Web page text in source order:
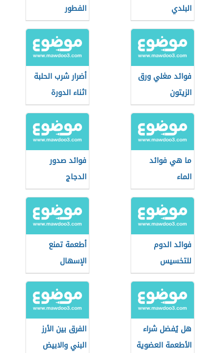
البلدي
الفطور
فوائد مغلي ورق
الزيتون
أضرار شرب الحلبة
اثناء الدورة
الشهرية
ما هي فوائد
الماء
فوائد صدور
الدجاج
فوائد الدوم
للتخسيس
أطعمة تمنع
الإسهال
هل يُفضل شراء
الأطعمة العضوية
الفرق بين الأرز
البني والابيض